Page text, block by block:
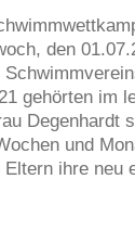
den
gehörten im
Degenhardt
und
Eltern ihre neu
des ESV